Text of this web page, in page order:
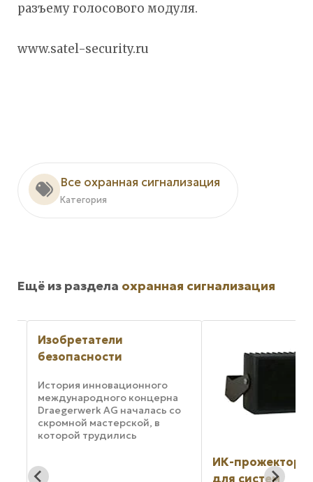
разъему голосового модуля.
www.satel-security.ru
Все охранная сигнализация
Категория
Ещё из раздела охранная сигнализация
Изобретатели
безопасности
История инновационного
международного концерна
Draegerwerk AG началась со
скромной мастерской, в
которой трудились
разработки в соответствии с
ИК-прожекторы
для систем